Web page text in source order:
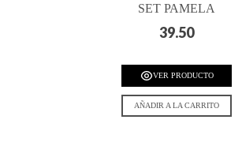
SET PAMELA
39.50
VER PRODUCTO
AÑADIR A LA CARRITO